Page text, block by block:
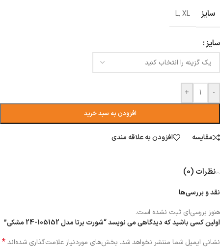
سایز L, XL
سایز
-
+
افزودن به سبد خرید
مقایسه افزودن به علاقه مندی
نظرات (0)
نقد و بررسی‌ها
هنوز بررسی‌ای ثبت نشده است.
اولین کسی باشید که دیدگاهی می نویسد “شورت برتا مدل 105152-24 مشکی”
نشانی ایمیل شما منتشر نخواهد شد. بخش‌های موردنیاز علامت‌گذاری شده‌اند*